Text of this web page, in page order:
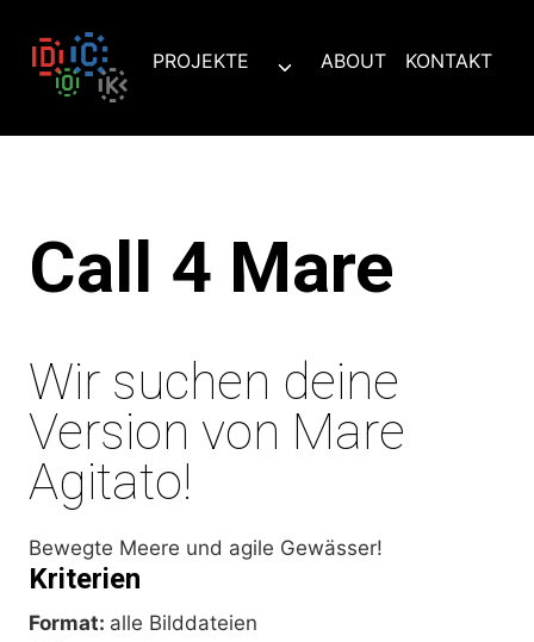
Inhalt
springen
PROJEKTE
Untermenü
ABOUT KONTAKT
Call 4 Mare
Wir suchen deine
Version von Mare
Agitato!
Bewegte Meere und agile Gewässer!
Kriterien
Format: alle Bilddateien